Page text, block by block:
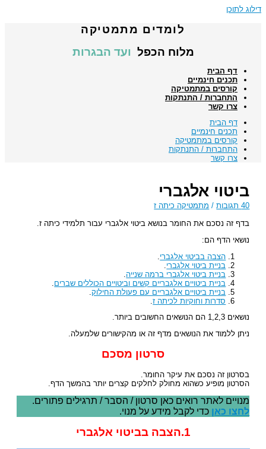
דילוג לתוכן
לומדים מתמטיקה
מלוח הכפל ועד הבגרות
דף הבית
תכנים חינמיים
קורסים במתמטיקה
התחברות / התנתקות
צרו קשר
דף הבית
תכנים חינמיים
קורסים במתמטיקה
התחברות / התנתקות
צרו קשר
ביטוי אלגברי
40 תגובות / מתמטיקה כיתה ז
בדף זה נסכם את החומר בנושא ביטוי אלגברי עבור תלמידי כיתה ז.
נושאי הדף הם:
הצבה בביטוי אלגברי
בניית ביטוי אלגברי
בניית ביטוי אלגברי ברמה שנייה
בניית ביטויים אלגבריים קשים וביטויים הכוללים שברים
בניית ביטויים אלגבריים עם פעולת החילוק.
סדרות וחוקיות לכיתה ז.
נושאים 1,2,3 הם הנושאים החשובים ביותר.
ניתן ללמוד את הנושאים מדף זה או מהקישורים שלמעלה.
סרטון מסכם
בסרטון זה נסכם את עיקר החומר.
הסרטון מופיע כשהוא מחולק לחלקים קצרים יותר בהמשך הדף.
מנויים לאתר רואים כאן סרטון / הסבר / תרגילים פתורים.
לחצו כאן כדי לקבל מידע על מנוי.
1.הצבה בביטוי אלגברי